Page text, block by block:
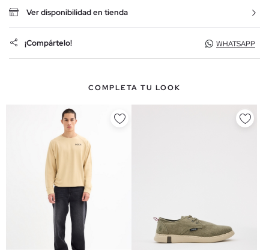
Ver disponibilidad en tienda
¡Compártelo! WHATSAPP
COMPLETA TU LOOK